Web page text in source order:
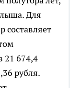
Для
составляет
21 674,4
рубля.